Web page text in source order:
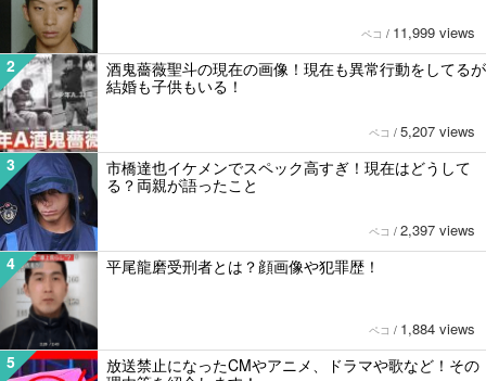
ペコ / 11,999 views
2
酒鬼薔薇聖斗の現在の画像！現在も異常行動をしてるが
結婚も子供もいる！
ペコ / 5,207 views
3
市橋達也イケメンでスペック高すぎ！現在はどうして
る？両親が語ったこと
ペコ / 2,397 views
4 平尾龍磨受刑者とは？顔画像や犯罪歴！
ペコ / 1,884 views
5
放送禁止になったCMやアニメ、ドラマや歌など！その